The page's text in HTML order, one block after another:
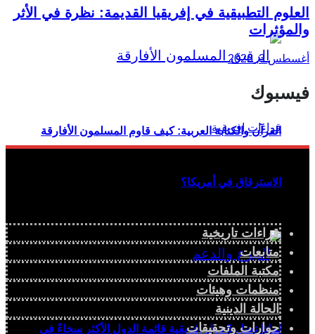
القرآن والكتابة العربية: كيف قاوم المسلمون الأفارقة
الاسترقاق في أمريكا؟
لماذا تحتل 6 دول إفريقية قائمة الدول الأكثر سخاءً في
العلوم التطبيقية في إفريقيا القديمة: نظرة في الأثر
والمؤثرات
أغسطس 3, 2026
فيسبوك
قراءات تاريخية
متابعات
مكتبة الملفات
منظمات وهيئات
الحالة الدينية
حوارات وتحقيقات